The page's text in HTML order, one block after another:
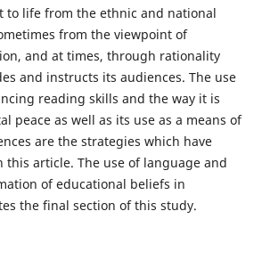
to life from the ethnic and national
from the viewpoint of
and at times, through rationality
and instructs its audiences. The use
reading skills and the way it is
peace as well as its use as a means of
are the strategies which have
this article. The use of language and
of educational beliefs in
the final section of this study.